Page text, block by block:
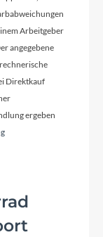
Arbeitgeber
angegebene
Direktkauf
ergeben